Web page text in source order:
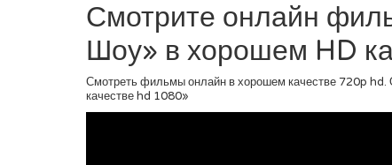
Смотрите онлайн
Шоу» в хорошем HD
Смотреть фильмы онлайн в хорошем качестве 720p
качестве hd 1080»